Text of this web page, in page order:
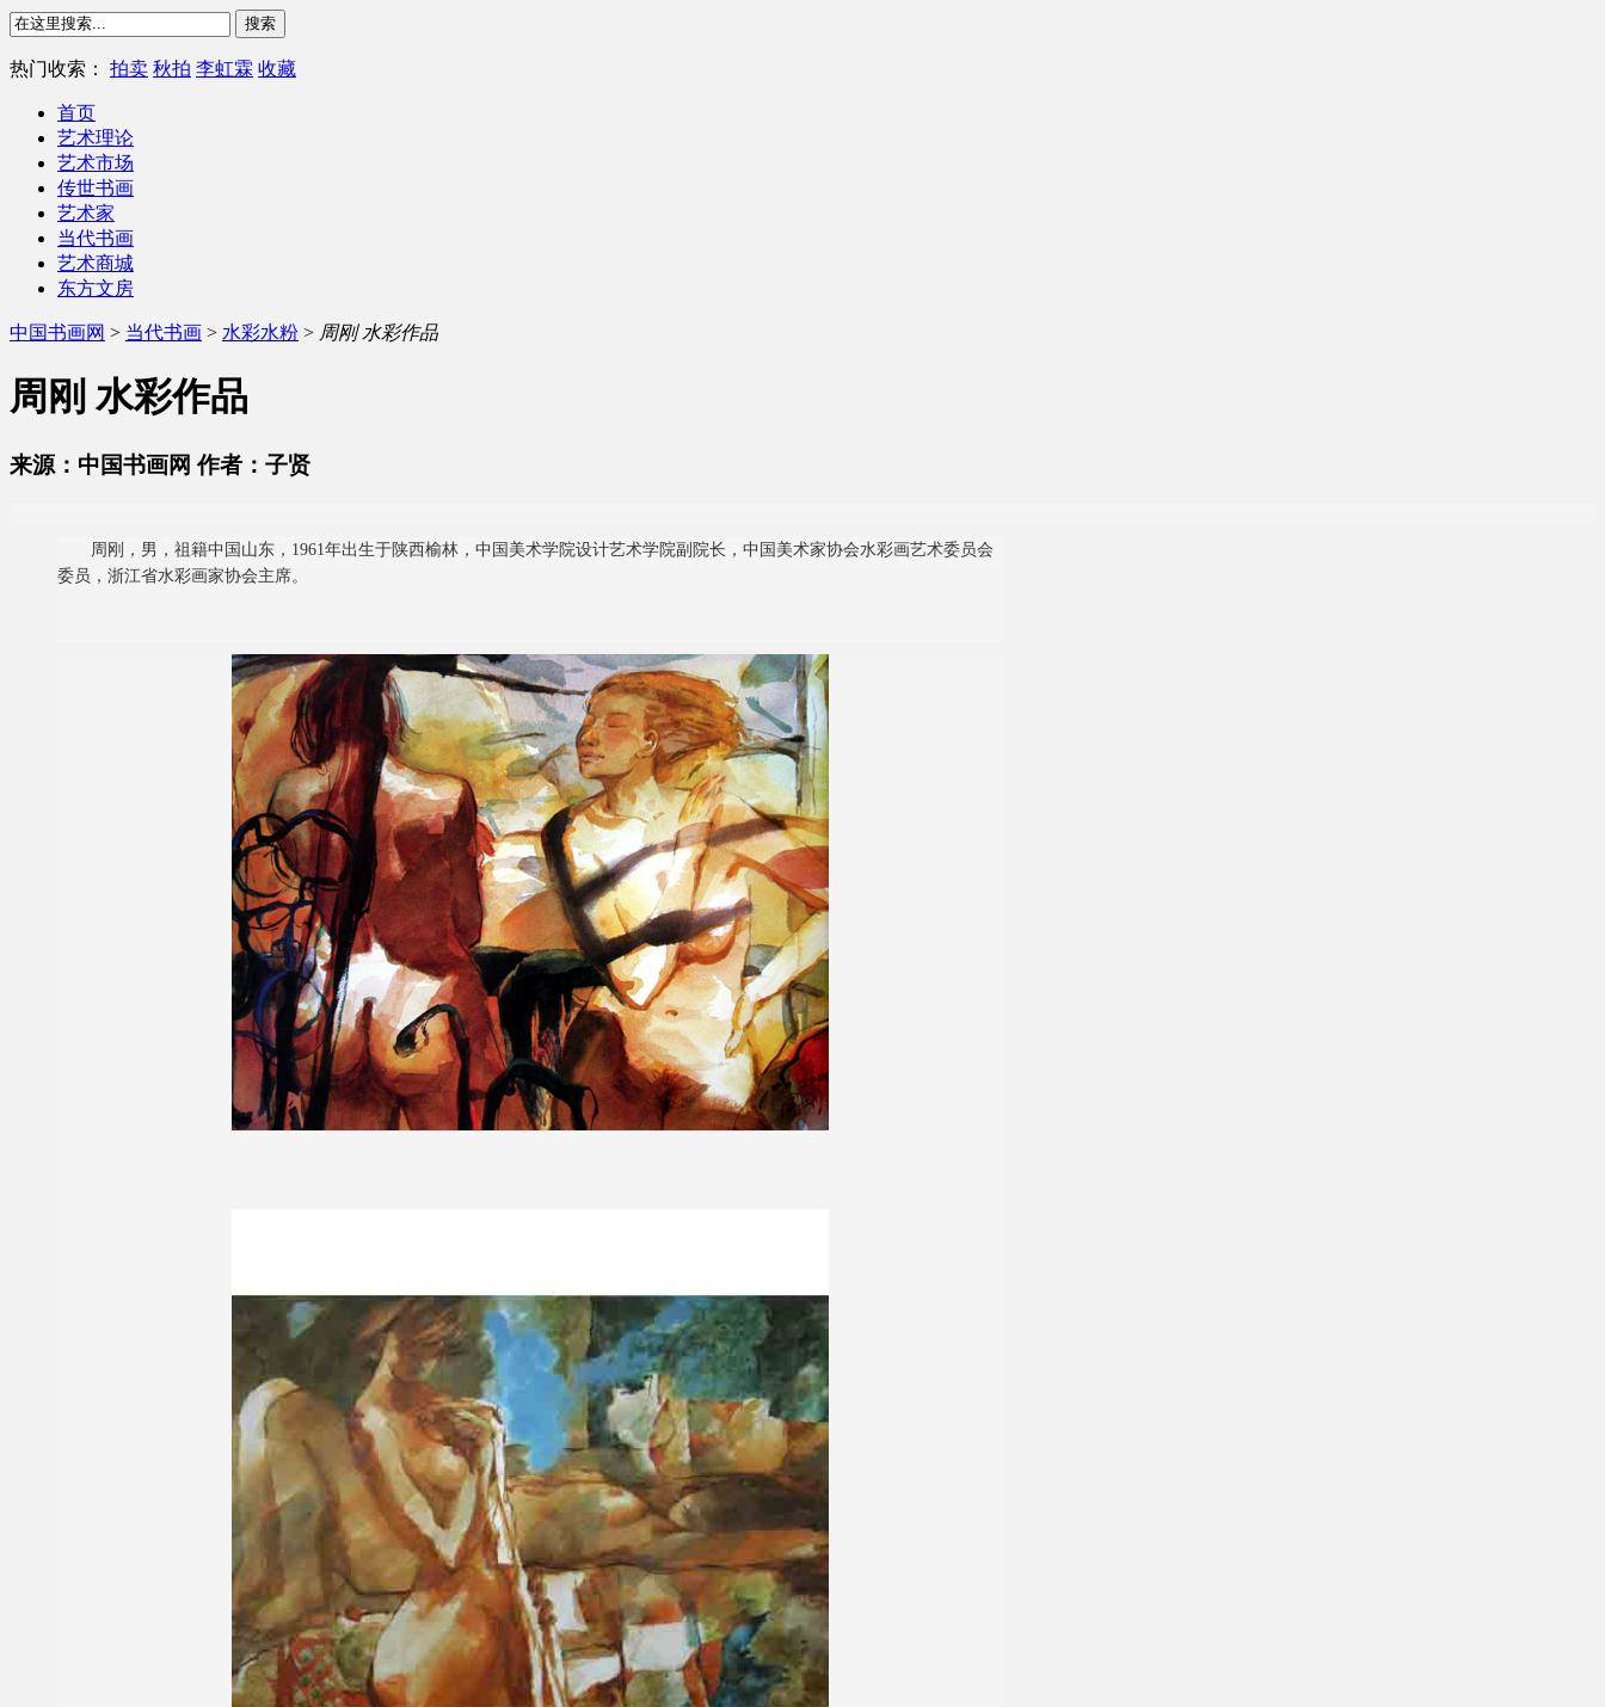
热门收索： 拍卖 秋拍 李虹霖 收藏
首页
艺术理论
艺术市场
传世书画
艺术家
当代书画
艺术商城
东方文房
中国书画网 > 当代书画 > 水彩水粉 > 周刚 水彩作品
周刚 水彩作品
来源：中国书画网 作者：子贤
周刚，男，祖籍中国山东，1961年出生于陕西榆林，中国美术学院设计艺术学院副院长，中国美术家协会水彩画艺术委员会
委员，浙江省水彩画家协会主席。